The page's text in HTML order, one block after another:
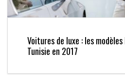
Voitures de luxe : les
Tunisie en 2017